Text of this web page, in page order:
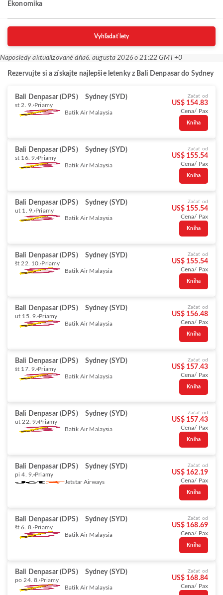
Ekonomika
Vyhľadať lety
Naposledy aktualizované dňa6. augusta 2026 o 21:22 GMT+0
Rezervujte si a získajte najlepšie letenky z Bali Denpasar do Sydney
Bali Denpasar (DPS) Sydney (SYD)
st 2. 9. Priamy
Batik Air Malaysia
Začať od
US$ 154.83
Cena/ Pax
Kniha
Bali Denpasar (DPS) Sydney (SYD)
st 16. 9. Priamy
Batik Air Malaysia
Začať od
US$ 155.54
Cena/ Pax
Kniha
Bali Denpasar (DPS) Sydney (SYD)
ut 1. 9. Priamy
Batik Air Malaysia
Začať od
US$ 155.54
Cena/ Pax
Kniha
Bali Denpasar (DPS) Sydney (SYD)
št 22. 10. Priamy
Batik Air Malaysia
Začať od
US$ 155.54
Cena/ Pax
Kniha
Bali Denpasar (DPS) Sydney (SYD)
ut 15. 9. Priamy
Batik Air Malaysia
Začať od
US$ 156.48
Cena/ Pax
Kniha
Bali Denpasar (DPS) Sydney (SYD)
št 17. 9. Priamy
Batik Air Malaysia
Začať od
US$ 157.43
Cena/ Pax
Kniha
Bali Denpasar (DPS) Sydney (SYD)
ut 22. 9. Priamy
Batik Air Malaysia
Začať od
US$ 157.43
Cena/ Pax
Kniha
Bali Denpasar (DPS) Sydney (SYD)
pi 4. 9. Priamy
Jetstar Airways
Začať od
US$ 162.19
Cena/ Pax
Kniha
Bali Denpasar (DPS) Sydney (SYD)
št 6. 8. Priamy
Batik Air Malaysia
Začať od
US$ 168.69
Cena/ Pax
Kniha
Bali Denpasar (DPS) Sydney (SYD)
po 24. 8. Priamy
Batik Air Malaysia
Začať od
US$ 168.84
Cena/ Pax